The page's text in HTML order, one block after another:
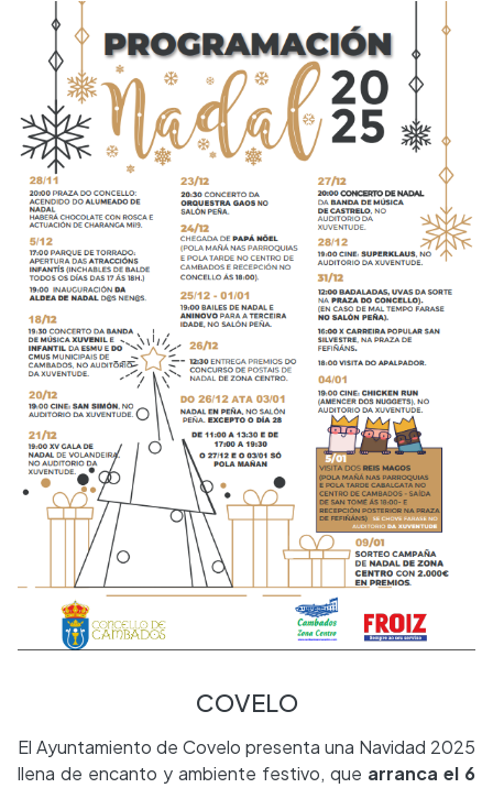
COVELO
El Ayuntamiento de Covelo presenta una Navidad 2025
llena de encanto y ambiente festivo, que arranca el 6